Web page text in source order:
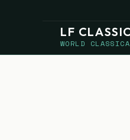
LF CLASSIC
WORLD